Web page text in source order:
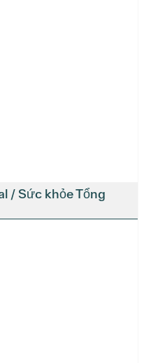
/ Sức khỏe Tổng